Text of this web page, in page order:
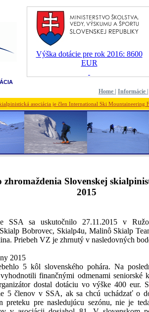
Výška dotácie pre rok 2016: 8600
EUR
Home Informácie
asociácia je člen International Ski Mountaineering
zhromaždenia Slovenskej
2015
SSA sa uskutočnilo 27.11.2015 v
Bobrovec, Skialp4u, Malinô Skialp
Priebeh VZ je zhrnutý v nasledovných
2015
5 kôl slovenského pohára. Na
finančnými odmenami seniorské
dostal dotáciu vo výške 400 eur.
5 členov v SSA, ak sa chcú uchádzať o
preteku pre nasledujúcu sezónu, nie je